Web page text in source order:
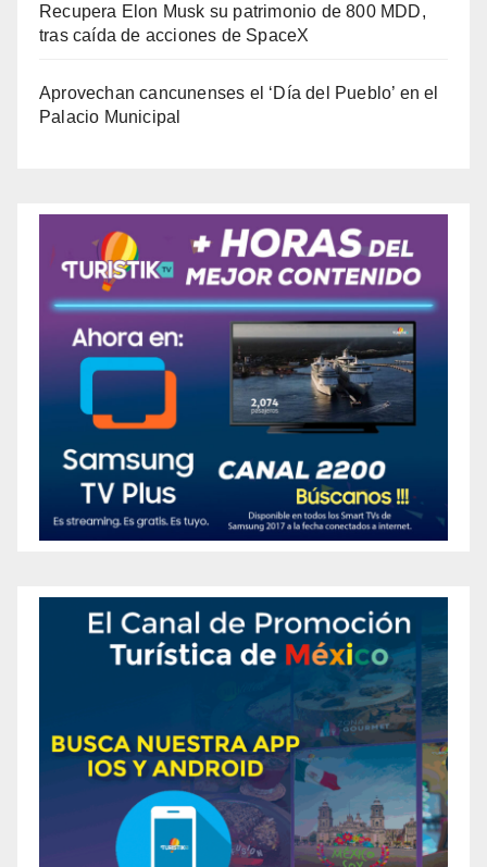
Recupera Elon Musk su patrimonio de 800 MDD,
tras caída de acciones de SpaceX
Aprovechan cancunenses el ‘Día del Pueblo’ en el
Palacio Municipal